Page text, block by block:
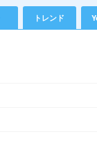
トレンド